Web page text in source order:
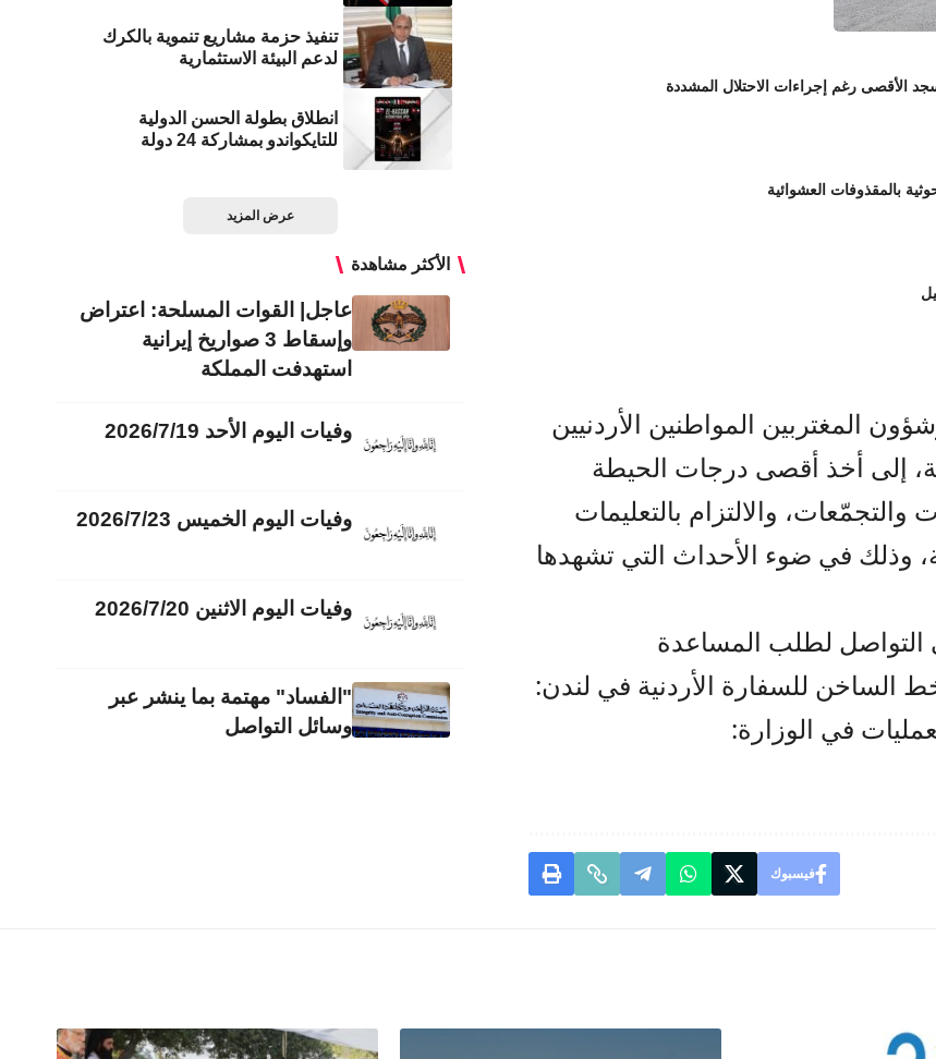
المغتربين المواطنين الأردنيين
إلى أخذ أقصى درجات الحيطة
والالتزام بالتعليمات
وذلك في ضوء الأحداث التي تشهدها
التواصل لطلب المساعدة
الساخن للسفارة الأردنية في لندن:
في الوزارة:
فيسبوك
تنفيذ حزمة مشاريع تنموية بالكرك
لدعم البيئة الاستثمارية
انطلاق بطولة الحسن الدولية
للتايكواندو بمشاركة 24 دولة
عرض المزيد
الأكثر مشاهدة
عاجل| القوات المسلحة: اعتراض
وإسقاط 3 صواريخ إيرانية
استهدفت المملكة
وفيات اليوم الأحد 2026/7/19
وفيات اليوم الخميس 2026/7/23
وفيات اليوم الاثنين 2026/7/20
"الفساد" مهتمة بما ينشر عبر
وسائل التواصل